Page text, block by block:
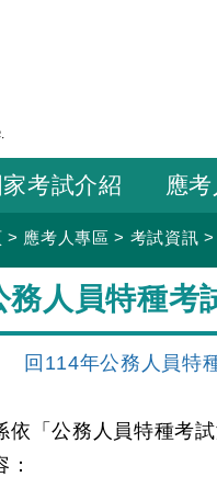
家考試介紹 應
> 應考人專區 > 考試資訊
務人員特種考
回114年公務人員特
依「公務人員特種考